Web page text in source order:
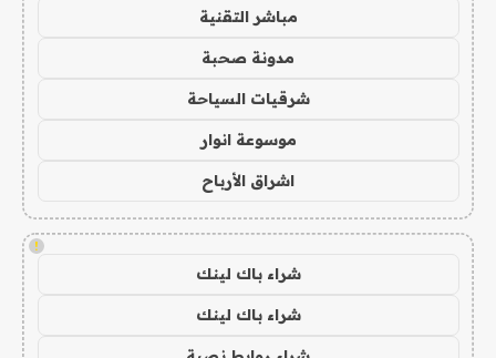
مباشر التقنية
مدونة صحبة
شرقيات السياحة
موسوعة انوار
اشراق الأرباح
!
شراء باك لينك
شراء باك لينك